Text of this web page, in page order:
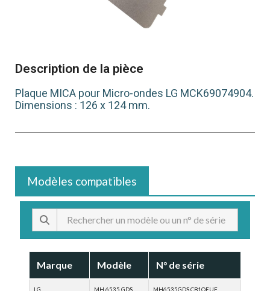
Description de la pièce
Plaque MICA pour Micro-ondes LG MCK69074904.
Dimensions : 126 x 124 mm.
Modèles compatibles
Marque Modèle N° de série